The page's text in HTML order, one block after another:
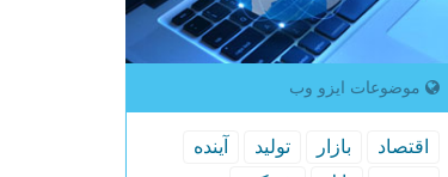
موضوعات ایزو وب
اقتصاد بازار تولید
آینده